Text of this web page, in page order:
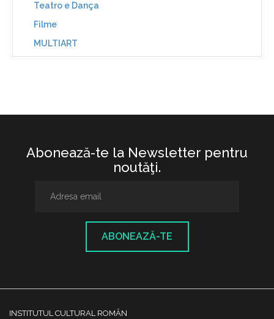
Teatro e Dança
Filme
MULTIART
Abonează-te la Newsletter pentru
noutăţi.
ABONEAZĂ-TE
INSTITUTUL CULTURAL ROMÂN